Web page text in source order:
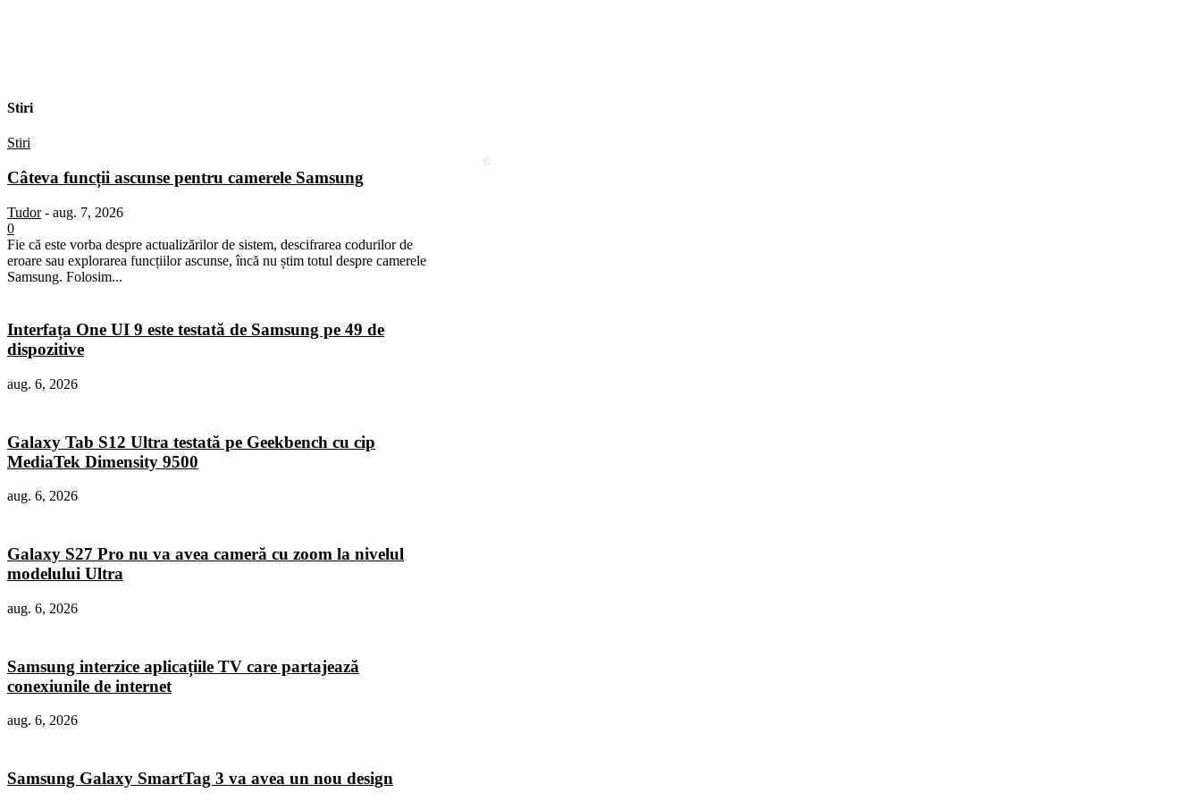
Stiri
Stiri
Câteva funcții ascunse pentru camerele Samsung
Tudor - aug. 7, 2026
0
Fie că este vorba despre actualizărilor de sistem, descifrarea codurilor de
eroare sau explorarea funcțiilor ascunse, încă nu știm totul despre camerele
Samsung. Folosim...
Interfața One UI 9 este testată de Samsung pe 49 de
dispozitive
aug. 6, 2026
Galaxy Tab S12 Ultra testată pe Geekbench cu cip
MediaTek Dimensity 9500
aug. 6, 2026
Galaxy S27 Pro nu va avea cameră cu zoom la nivelul
modelului Ultra
aug. 6, 2026
Samsung interzice aplicațiile TV care partajează
conexiunile de internet
aug. 6, 2026
Samsung Galaxy SmartTag 3 va avea un nou design
©